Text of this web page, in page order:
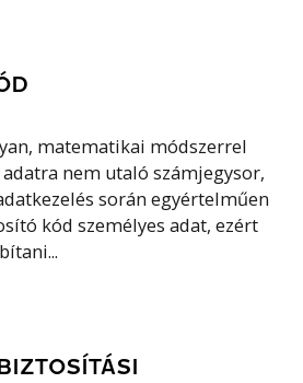
matematikai módszerrel
nem utaló számjegysor,
során egyértelműen
kód személyes adat, ezért